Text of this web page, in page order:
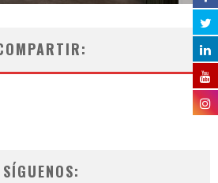
SÍGUENOS: